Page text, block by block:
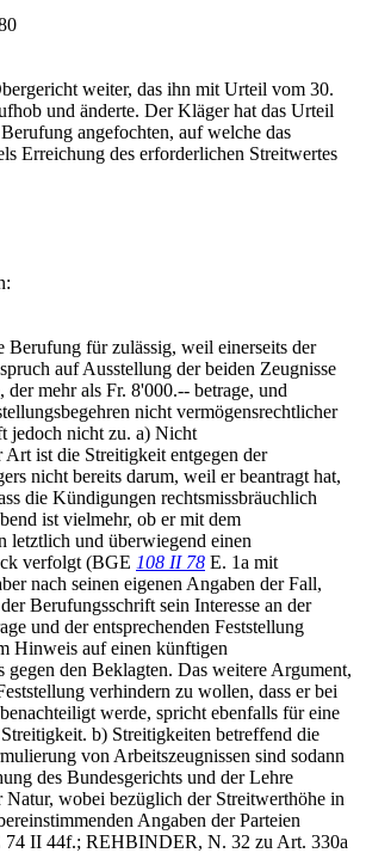
weiter, das ihn mit Urteil vom 30.
und änderte. Der Kläger hat das Urteil
angefochten, auf welche das
Erreichung des erforderlichen Streitwertes
Berufung für zulässig, weil einerseits der
auf Ausstellung der beiden Zeugnisse
der mehr als Fr. 8'000.-- betrage, und
nicht vermögensrechtlicher
jedoch nicht zu. a) Nicht
Art ist die Streitigkeit entgegen der
nicht bereits darum, weil er beantragt hat,
die Kündigungen rechtsmissbräuchlich
ist vielmehr, ob er mit dem
letztlich und überwiegend einen
verfolgt (BGE 108 II 78 E. 1a mit
nach seinen eigenen Angaben der Fall,
Berufungsschrift sein Interesse an der
und der entsprechenden Feststellung
Hinweis auf einen künftigen
gegen den Beklagten. Das weitere Argument,
verhindern zu wollen, dass er bei
werde, spricht ebenfalls für eine
b) Streitigkeiten betreffend die
von Arbeitszeugnissen sind sodann
des Bundesgerichts und der Lehre
Natur, wobei bezüglich der Streitwerthöhe in
Angaben der Parteien
74 II 44f.; REHBINDER, N. 32 zu Art. 330a